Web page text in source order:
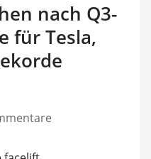
nach Q3-
für Tesla,